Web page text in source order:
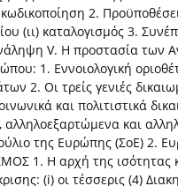
2.
(ιι) καταλογισμός 3.
V. Η προστασία των
1. Εννοιολογική
2. Οι τρείς γενιές
και πολιτιστικά
και
της Ευρώπης (ΣοΕ) 2.
1. Η αρχή της ισότητας
(i) οι τέσσερις (4)